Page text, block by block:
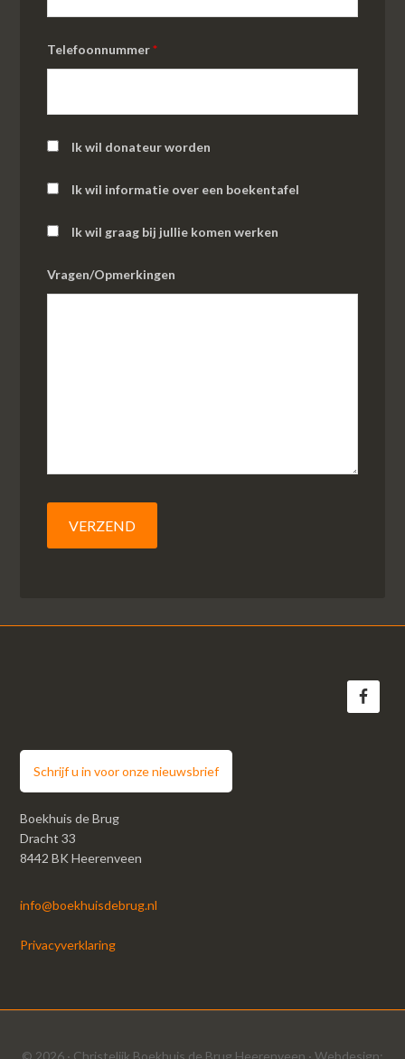
Telefoonnummer*
Ik wil donateur worden
Ik wil informatie over een boekentafel
Ik wil graag bij jullie komen werken
Vragen/Opmerkingen
Schrijf u in voor onze nieuwsbrief
Boekhuis de Brug
Dracht 33
8442 BK Heerenveen
info@boekhuisdebrug.nl
Privacyverklaring
© 2026 · Christelijk Boekhuis de Brug Heerenveen · Webdesign: